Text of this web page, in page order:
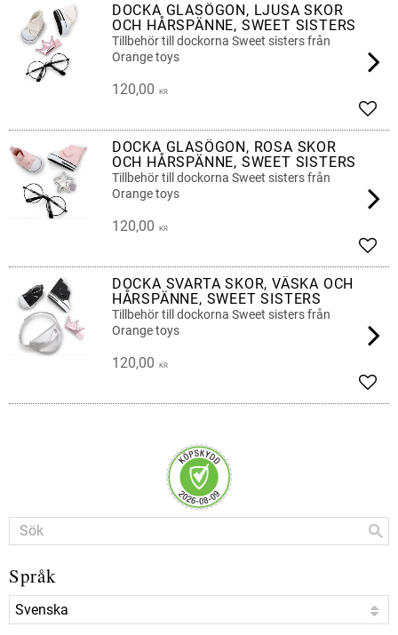
DOCKA GLASÖGON, LJUSA SKOR
OCH HÅRSPÄNNE, SWEET SISTERS
Tillbehör till dockorna Sweet sisters från
Orange toys
120,00 KR
DOCKA GLASÖGON, ROSA SKOR
OCH HÅRSPÄNNE, SWEET SISTERS
Tillbehör till dockorna Sweet sisters från
Orange toys
120,00 KR
DOCKA SVARTA SKOR, VÄSKA OCH
HÅRSPÄNNE, SWEET SISTERS
Tillbehör till dockorna Sweet sisters från
Orange toys
120,00 KR
Språk